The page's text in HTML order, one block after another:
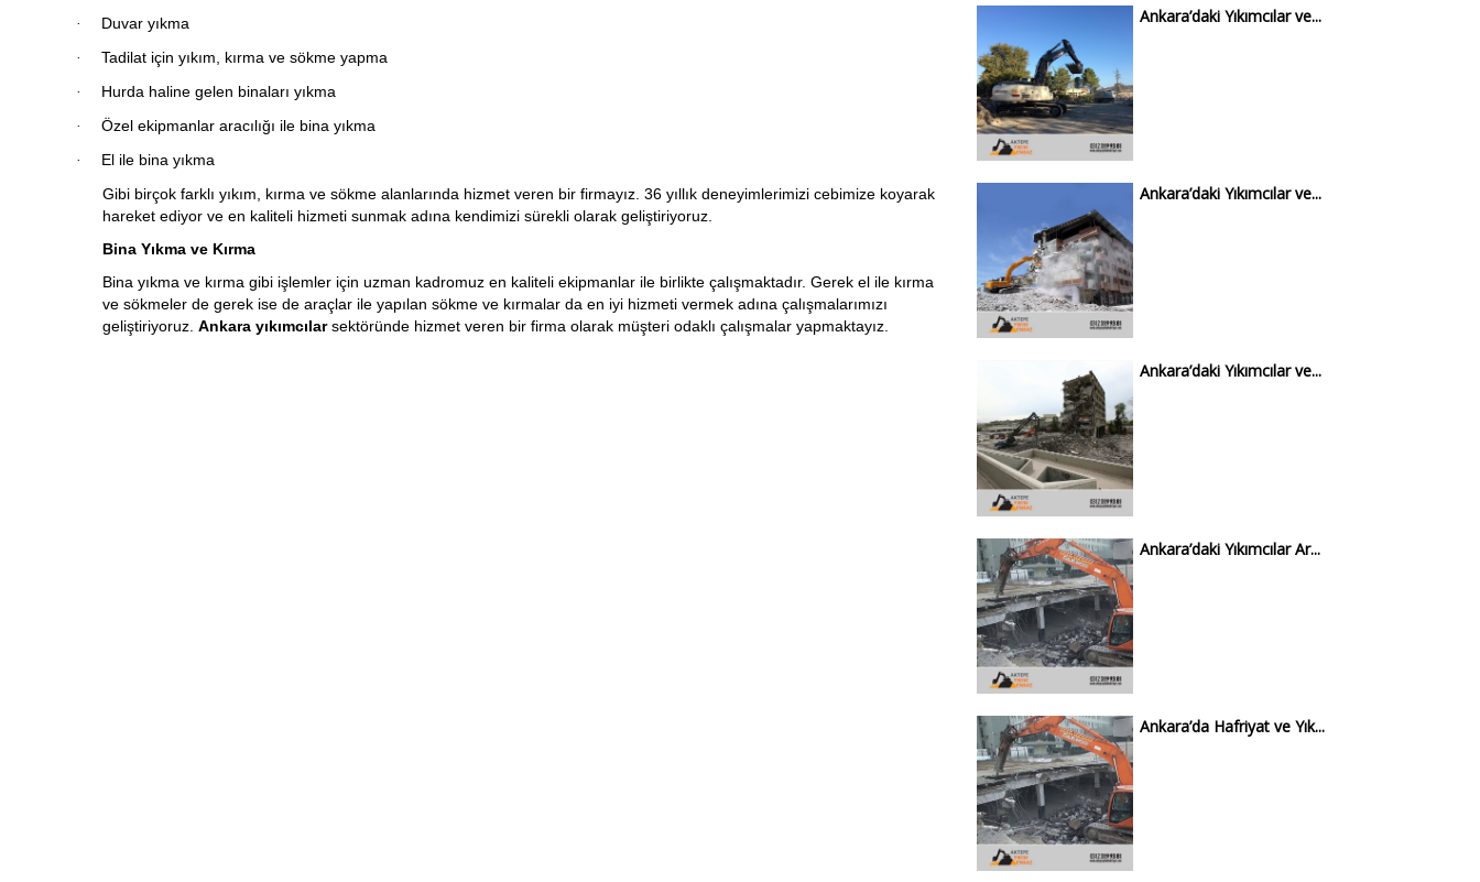
· Duvar yıkma
· Tadilat için yıkım, kırma ve sökme yapma
· Hurda haline gelen binaları yıkma
· Özel ekipmanlar aracılığı ile bina yıkma
·
El ile bina yıkma
Gibi birçok farklı yıkım, kırma ve sökme alanlarında hizmet veren bir firmayız. 36 yıllık deneyimlerimizi cebimize koyarak
hareket ediyor ve en kaliteli hizmeti sunmak adına kendimizi sürekli olarak geliştiriyoruz.
Bina Yıkma ve Kırma
Bina yıkma ve kırma gibi işlemler için uzman kadromuz en kaliteli ekipmanlar ile birlikte çalışmaktadır. Gerek el ile kırma
ve sökmeler de gerek ise de araçlar ile yapılan sökme ve kırmalar da en iyi hizmeti vermek adına çalışmalarımızı
geliştiriyoruz. Ankara yıkımcılarsektöründe hizmet veren bir firma olarak müşteri odaklı çalışmalar yapmaktayız.
Ankara’daki Yıkımcılar ve...
Ankara’daki Yıkımcılar ve...
Ankara’daki Yıkımcılar ve...
Ankara’daki Yıkımcılar Ar...
Ankara’da Hafriyat ve Yık...